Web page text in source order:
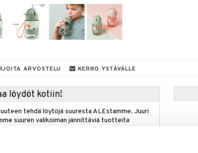
ARVOSTELU KERRO YSTÄVÄLLE
löydöt kotiin!
tehdä löytöjä suuresta ALEstamme. Juuri
suuren valikoiman jännittäviä tuotteita